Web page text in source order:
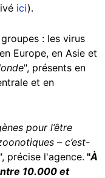
ici).
: les virus
Europe, en Asie et
", présents en
et en
pour l’être
– c’est-
", précise l'agence. "À
10.000 et